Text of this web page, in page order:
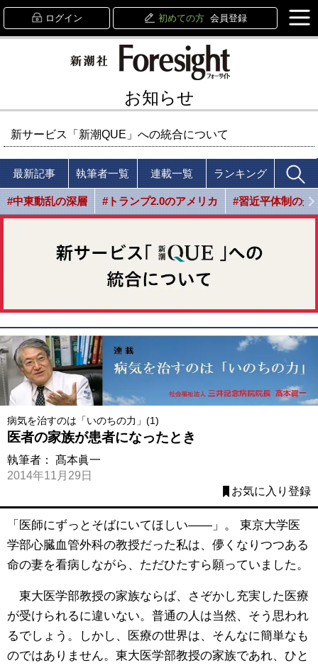
ログイン 初めての方 会員登録
お知らせ
新サービス「新潮QUE」への統合について
最新記事 執筆者一覧 連載一覧 ランキング
#中東動乱の深層 #トランプ2.0のアメリカ #習近平体制の光
病気を治すのは「いのちの力」(1)
医者の家族が患者になったとき
執筆者： 髙本眞一
2014年11月29日
お気に入り登録
「医師にずっとそばにいてほしい――」。 東京大学医
学部心臓血管外科の教授だった私は、儚くなりつつある
命の妻を看病しながら、ただひたすら願っていました。
東大医学部教授の家族ならば、さぞかし充実した医療
が受けられるに違いない。普通の人は当然、そう思われ
るでしょう。しかし、医療の世界は、そんなに簡単なも
のではありません。東大医学部教授の家族であれ、ひと